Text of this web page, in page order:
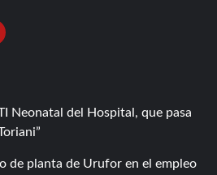
Neonatal del Hospital, que pasa
de planta de Urufor en el empleo